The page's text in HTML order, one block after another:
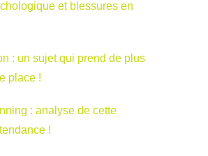
et blessures en
: un sujet qui prend de plus
place !
: analyse de cette
!